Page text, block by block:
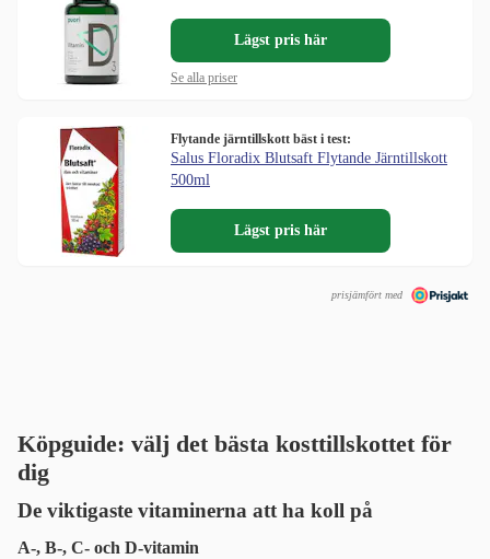
Lägst pris här
Se alla priser
Flytande järntillskott bäst i test:
Salus Floradix Blutsaft Flytande Järntillskott
500ml
Lägst pris här
prisjämfört med
Köpguide: välj det bästa kosttillskottet för
dig
De viktigaste vitaminerna att ha koll på
A-, B-, C- och D-vitamin